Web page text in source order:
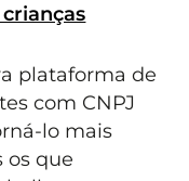
plataforma de
com CNPJ
lo mais
os que